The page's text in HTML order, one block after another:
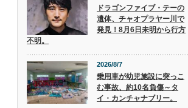
ドラゴンファイブ・テーの
遺体、チャオプラヤー川で
発見！8月6日未明から行方
不明。
2026/8/7
乗用車が幼児施設に突っこ
む事故、約10名負傷～タ
イ・カンチャナブリー。